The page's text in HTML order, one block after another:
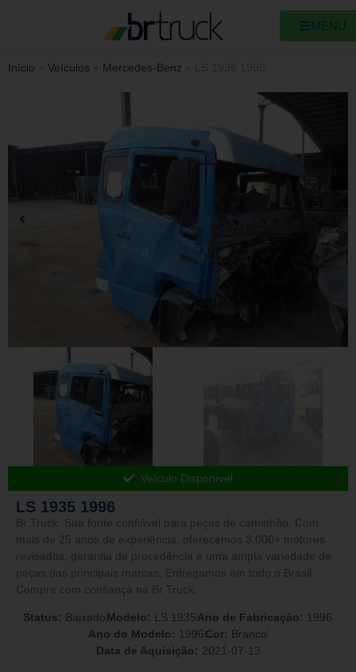
MENU
Início Veículos Mercedes-Benz
Veículo Disponível
LS 1935 1996
Br Truck: Sua fonte confiável para peças de caminhão. Com
mais de 25 anos de experiência, oferecemos 3.000+ motores
revisados, garantia de procedência e uma ampla variedade de
peças das principais marcas. Entregamos em todo o Brasil.
Compre com confiança na Br Truck.
Status: BaixadoModelo: LS 1935Ano de Fabricação: 1996
Ano do Modelo: 1996Cor: Branco
Data de Aquisição: 2021-07-13